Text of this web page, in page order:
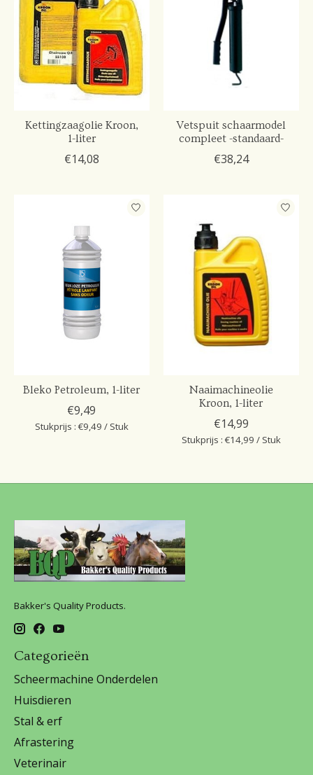
Kettingzaagolie Kroon,
1-liter
€14,08
Vetspuit schaarmodel
compleet -standaard-
€38,24
Bleko Petroleum, 1-liter
€9,49
Stukprijs : €9,49 / Stuk
Naaimachineolie
Kroon, 1-liter
€14,99
Stukprijs : €14,99 / Stuk
Bakker's Quality Products.
Categorieën
Scheermachine Onderdelen
Huisdieren
Stal & erf
Afrastering
Veterinair